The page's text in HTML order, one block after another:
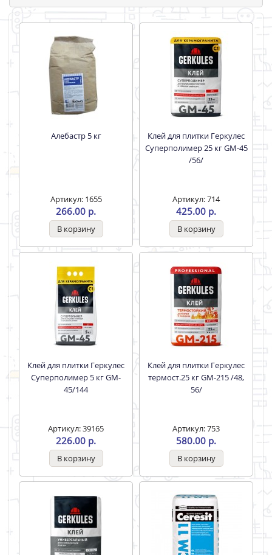
Алебастр 5 кг
Артикул: 1655
266.00 р.
Клей для плитки Геркулес
Суперполимер 25 кг GM-45
/56/
Артикул: 714
425.00 р.
Клей для плитки Геркулес
Суперполимер 5 кг GM-
45/144
Артикул: 39165
226.00 р.
Клей для плитки Геркулес
термост.25 кг GM-215 /48,
56/
Артикул: 753
580.00 р.